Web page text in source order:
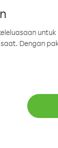
Dengan